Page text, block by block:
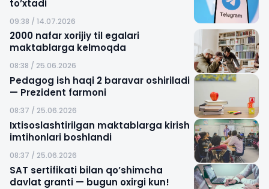
to’xtadi
09:38 / 14.07.2026
2000 nafar xorijiy til egalari
maktablarga kelmoqda
08:38 / 25.06.2026
Pedagog ish haqi 2 baravar oshiriladi
— Prezident farmoni
08:37 / 25.06.2026
Ixtisoslashtirilgan maktablarga kirish
imtihonlari boshlandi
08:37 / 25.06.2026
SAT sertifikati bilan qo’shimcha
davlat granti — bugun oxirgi kun!